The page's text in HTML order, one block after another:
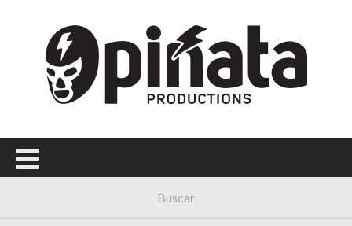
Menú Principal
PORTADA
CONCIERTOS
FESTIVALES